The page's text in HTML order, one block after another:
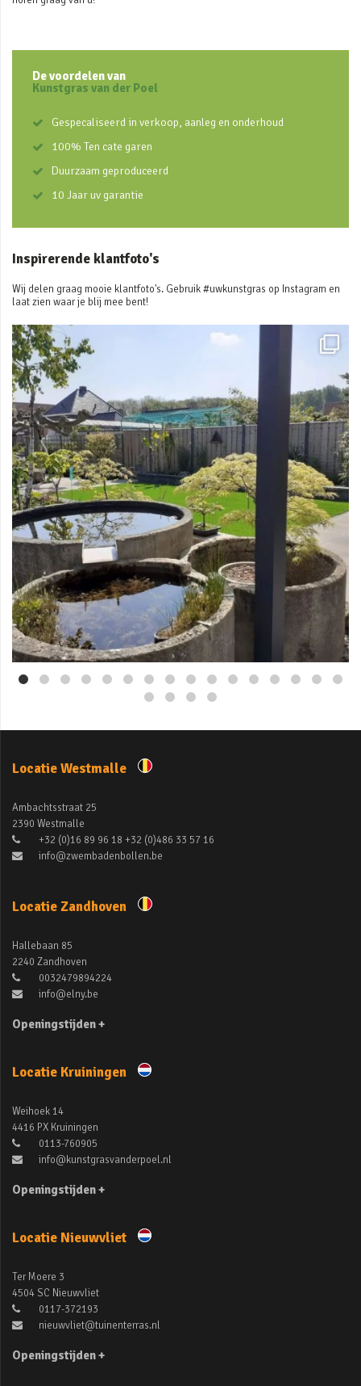
De voordelen van
Kunstgras van der Poel
Gespecaliseerd in verkoop, aanleg en onderhoud
100% Ten cate garen
Duurzaam geproduceerd
10 Jaar uv garantie
Inspirerende klantfoto's
Wij delen graag mooie klantfoto's. Gebruik #uwkunstgras op Instagram en
laat zien waar je blij mee bent!
Mei 3
Locatie Westmalle
Ambachtsstraat 25
2390 Westmalle
+32 (0)16 89 96 18 +32 (0)486 33 57 16
info@zwembadenbollen.be
Locatie Zandhoven
Hallebaan 85
2240 Zandhoven
0032479894224
info@elny.be
Openingstijden +
Locatie Kruiningen
Weihoek 14
4416 PX Kruiningen
0113-760905
info@kunstgrasvanderpoel.nl
Openingstijden +
Locatie Nieuwvliet
Ter Moere 3
4504 SC Nieuwvliet
0117-372193
nieuwvliet@tuinenterras.nl
Openingstijden +